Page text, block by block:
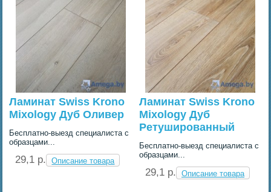
Ламинат Swiss Krono
Mixology Дуб Оливер
Бесплатно-выезд специалиста с
образцами...
29,1 p. Описание товара
Ламинат Swiss Krono
Mixology Дуб
Ретушированный
Бесплатно-выезд специалиста с
образцами...
29,1 p. Описание товара